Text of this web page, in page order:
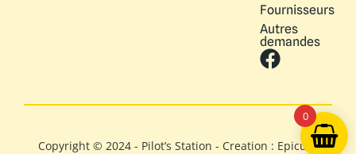
Fournisseurs
Autres
demandes
Copyright © 2024 - Pilot’s Station - Creation : Epicure
0